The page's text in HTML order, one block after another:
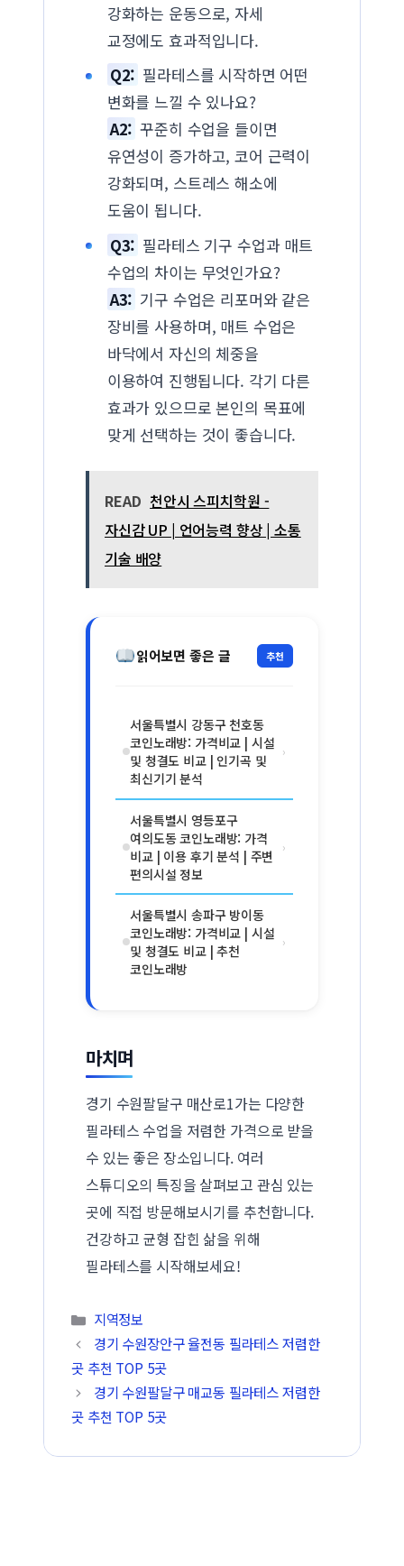
강화하는 운동으로, 자세
교정에도 효과적입니다.
Q2: 필라테스를 시작하면 어떤
변화를 느낄 수 있나요?
A2: 꾸준히 수업을 들이면
유연성이 증가하고, 코어 근력이
강화되며, 스트레스 해소에
도움이 됩니다.
Q3: 필라테스 기구 수업과 매트
수업의 차이는 무엇인가요?
A3: 기구 수업은 리포머와 같은
장비를 사용하며, 매트 수업은
바닥에서 자신의 체중을
이용하여 진행됩니다. 각기 다른
효과가 있으므로 본인의 목표에
맞게 선택하는 것이 좋습니다.
READ 천안시 스피치학원 -
자신감 UP | 언어능력 향상 | 소통
기술 배양
읽어보면 좋은 글 추천
서울특별시 강동구 천호동
코인노래방: 가격비교 | 시설
및 청결도 비교 | 인기곡 및
최신기기 분석
›
서울특별시 영등포구
여의도동 코인노래방: 가격
비교 | 이용 후기 분석 | 주변
편의시설 정보
›
서울특별시 송파구 방이동
코인노래방: 가격비교 | 시설
및 청결도 비교 | 추천
코인노래방
›
마치며
경기 수원팔달구 매산로1가는 다양한
필라테스 수업을 저렴한 가격으로 받을
수 있는 좋은 장소입니다. 여러
스튜디오의 특징을 살펴보고 관심 있는
곳에 직접 방문해보시기를 추천합니다.
건강하고 균형 잡힌 삶을 위해
필라테스를 시작해보세요!
카테고리
지역정보
경기 수원장안구 율전동 필라테스 저렴한
곳 추천 TOP 5곳
경기 수원팔달구 매교동 필라테스 저렴한
곳 추천 TOP 5곳